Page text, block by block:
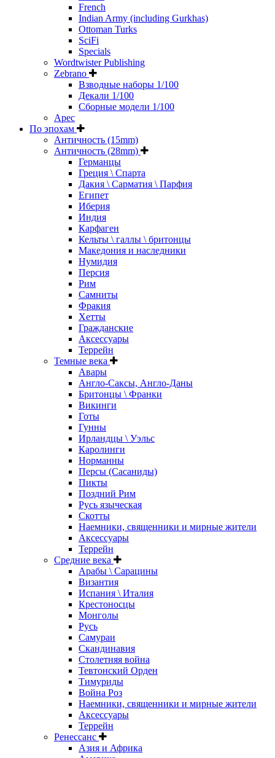
French
Indian Army (including Gurkhas)
Ottoman Turks
SciFi
Specials
Wordtwister Publishing
Zebrano
Взводные наборы 1/100
Декали 1/100
Сборные модели 1/100
Арес
По эпохам
Античность (15mm)
Античность (28mm)
Германцы
Греция \ Спарта
Дакия \ Сарматия \ Парфия
Египет
Иберия
Индия
Карфаген
Кельты \ галлы \ бритонцы
Македония и наследники
Нумидия
Персия
Рим
Самниты
Фракия
Хетты
Гражданские
Аксессуары
Террейн
Темные века
Авары
Англо-Саксы, Англо-Даны
Бритонцы \ Франки
Викинги
Готы
Гунны
Ирландцы \ Уэльс
Каролинги
Норманны
Персы (Сасаниды)
Пикты
Поздний Рим
Русь языческая
Скотты
Наемники, священники и мирные жители
Аксессуары
Террейн
Средние века
Арабы \ Сарацины
Византия
Испания \ Италия
Крестоносцы
Монголы
Русь
Самураи
Скандинавия
Столетняя война
Тевтонский Орден
Тимуриды
Война Роз
Наемники, священники и мирные жители
Аксессуары
Террейн
Ренессанс
Азия и Африка